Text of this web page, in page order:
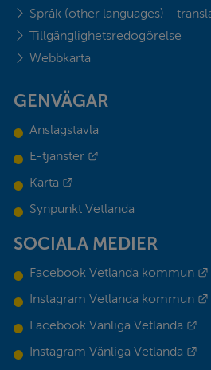
Språk (other languages) -
Tillgänglighetsredogörelse
Webbkarta
GENVÄGAR
Anslagstavla
E-tjänster
Karta
Synpunkt Vetlanda
SOCIALA MEDIER
Facebook Vetlanda kommun
Instagram Vetlanda kommun
Facebook Vänliga Vetlanda
Instagram Vänliga Vetlanda